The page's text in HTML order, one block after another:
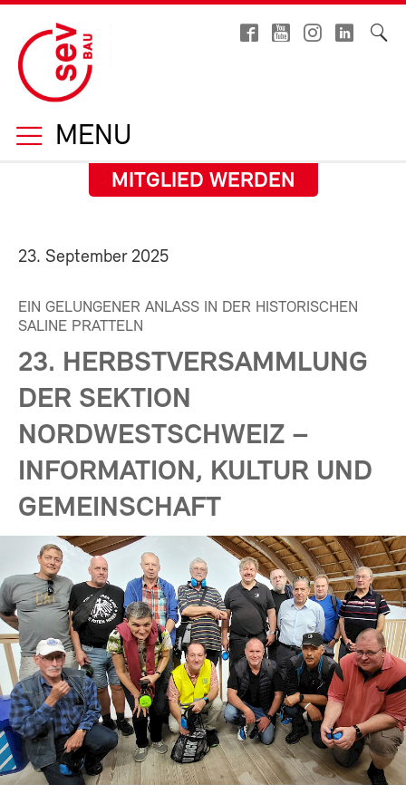
MENU
MITGLIED WERDEN
23. September 2025
EIN GELUNGENER ANLASS IN DER HISTORISCHEN
SALINE PRATTELN
23. HERBSTVERSAMMLUNG
DER SEKTION
NORDWESTSCHWEIZ –
INFORMATION, KULTUR UND
GEMEINSCHAFT